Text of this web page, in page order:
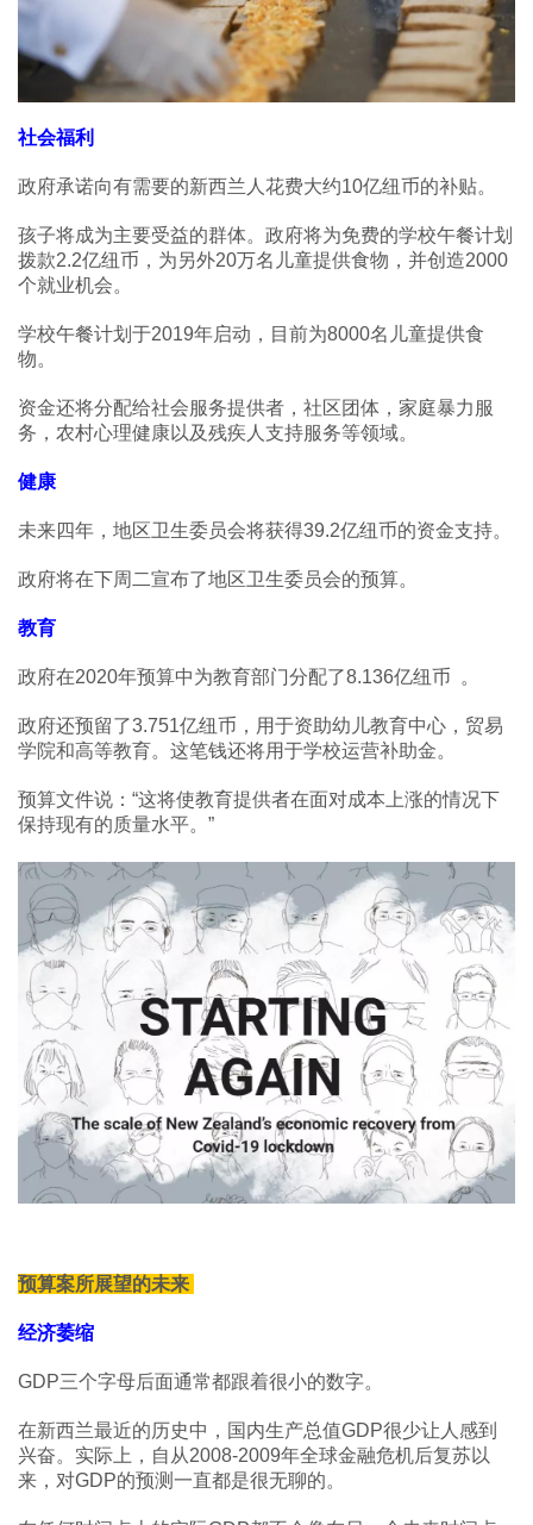
社会福利
政府承诺向有需要的新西兰人花费大约10亿纽币的补贴。
孩子将成为主要受益的群体。政府将为免费的学校午餐计划
拨款2.2亿纽币，为另外20万名儿童提供食物，并创造2000
个就业机会。
学校午餐计划于2019年启动，目前为8000名儿童提供食
物。
资金还将分配给社会服务提供者，社区团体，家庭暴力服
务，农村心理健康以及残疾人支持服务等领域。
健康
未来四年，地区卫生委员会将获得39.2亿纽币的资金支持。
政府将在下周二宣布了地区卫生委员会的预算。
教育
政府在2020年预算中为教育部门分配了8.136亿纽币 。
政府还预留了3.751亿纽币，用于资助幼儿教育中心，贸易
学院和高等教育。这笔钱还将用于学校运营补助金。
预算文件说：“这将使教育提供者在面对成本上涨的情况下
保持现有的质量水平。”
预算案所展望的未来
经济萎缩
GDP三个字母后面通常都跟着很小的数字。
在新西兰最近的历史中，国内生产总值GDP很少让人感到
兴奋。实际上，自从2008-2009年全球金融危机后复苏以
来，对GDP的预测一直都是很无聊的。